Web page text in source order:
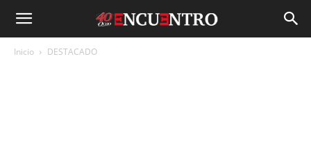
Inicio DESTACADO